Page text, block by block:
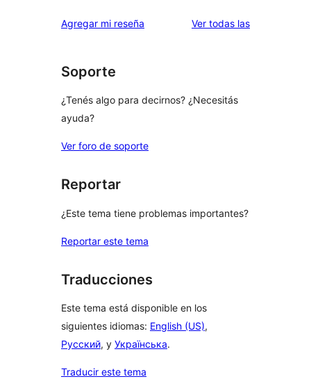
Agregar mi reseña Ver todas lasreseñas
Soporte
¿Tenés algo para decirnos? ¿Necesitás
ayuda?
Ver foro de soporte
Reportar
¿Este tema tiene problemas importantes?
Reportar este tema
Traducciones
Este tema está disponible en los
siguientes idiomas: English (US),
Русский, y Українська.
Traducir este tema